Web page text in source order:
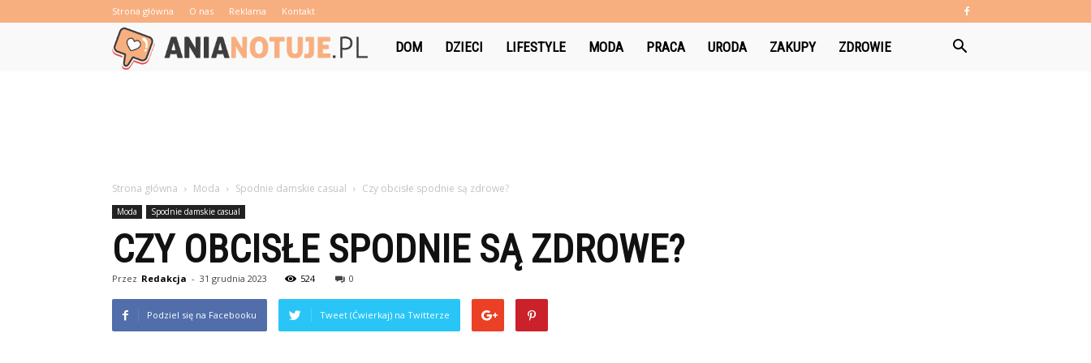
Strona główna O nas Reklama Kontakt
AniaNotuje.pl
DOM DZIECI LIFESTYLE MODA PRACA URODA ZAKUPY ZDROWIE
Strona główna Moda Spodnie damskie casual Czy obcisłe spodnie są zdrowe?
Moda Spodnie damskie casual
CZY OBCISŁE SPODNIE SĄ ZDROWE?
Przez Redakcja - 31 grudnia 2023 524 0
Podziel się na Facebooku Tweet (Ćwierkaj) na Twitterze